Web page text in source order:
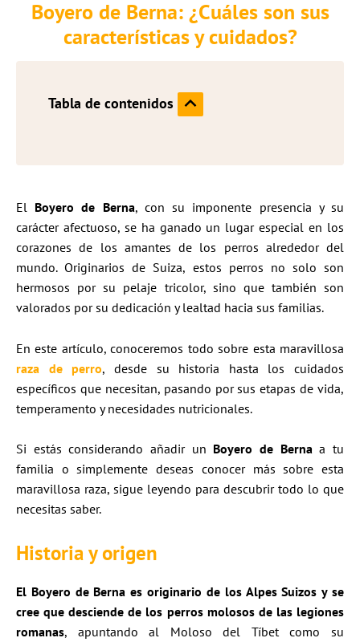
Boyero de Berna: ¿Cuáles son sus
características y cuidados?
Tabla de contenidos
El Boyero de Berna, con su imponente presencia y su
carácter afectuoso, se ha ganado un lugar especial en los
corazones de los amantes de los perros alrededor del
mundo. Originarios de Suiza, estos perros no solo son
hermosos por su pelaje tricolor, sino que también son
valorados por su dedicación y lealtad hacia sus familias.
En este artículo, conoceremos todo sobre esta maravillosa
raza de perro, desde su historia hasta los cuidados
específicos que necesitan, pasando por sus etapas de vida,
temperamento y necesidades nutricionales.
Si estás considerando añadir un Boyero de Bernaa tu
familia o simplemente deseas conocer más sobre esta
maravillosa raza, sigue leyendo para descubrir todo lo que
necesitas saber.
Historiay origen
El Boyero de Berna es originario de los Alpes Suizos y se
cree que desciende de los perros molosos de las legiones
romanas, apuntando al Moloso del Tíbet como su